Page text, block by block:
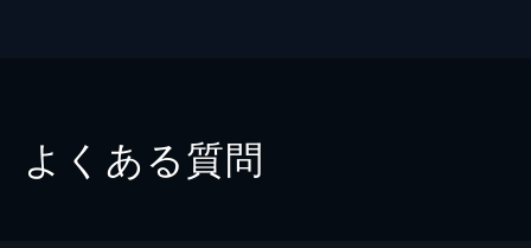
よくある質問